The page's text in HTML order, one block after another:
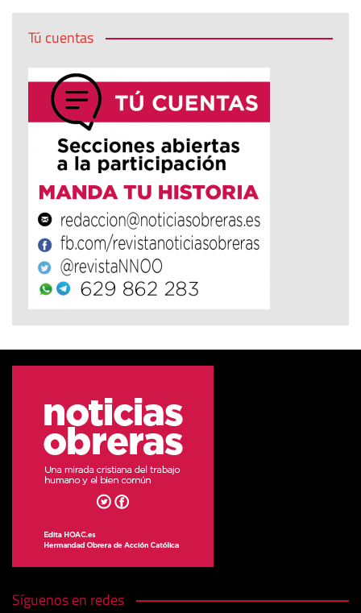
Tú cuentas
Síguenos en redes